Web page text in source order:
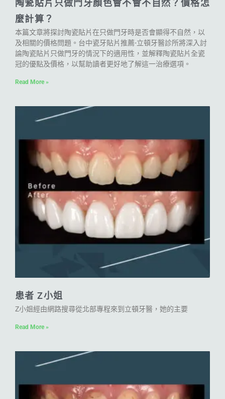
陶瓷貼片只做門牙顏色會不會不自然？價格怎
麼計算？
本篇文章將探討陶瓷貼片在只做門牙時是否會顯得不自然，以
及相關的價格問題。台中瓷牙貼片推薦-立頓牙醫診所將深入討
論陶瓷貼片只做門牙的情況下的適用性，並解釋陶瓷貼片全瓷
冠的優點及價格，以幫助讀者更好地了解這一治療選項。
Read More »
患者 Z小姐
Z小姐經由網路搜尋從北部專程來到立頓牙醫，她的主要
Read More »